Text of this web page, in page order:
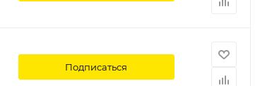
Подписаться